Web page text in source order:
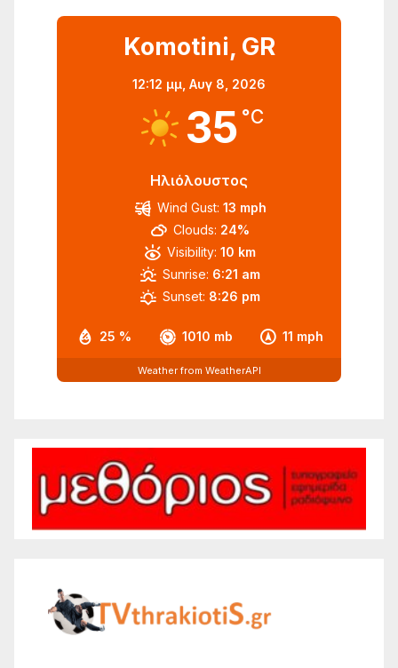
Komotini, GR
12:12 μμ, Αυγ 8, 2026
35 °C
Ηλιόλουστος
25 % 1010 mb 11 mph
Wind Gust: 13 mph
Clouds: 24%
Visibility: 10 km
Sunrise: 6:21 am
Sunset: 8:26 pm
Weather from WeatherAPI